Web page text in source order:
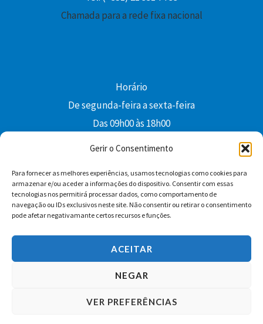
Gerir o Consentimento
Para fornecer as melhores experiências, usamos tecnologias como cookies para
armazenar e/ou aceder a informações do dispositivo. Consentir com essas
tecnologias nos permitirá processar dados, como comportamento de
navegação ou IDs exclusivos neste site. Não consentir ou retirar o consentimento
pode afetar negativamante certos recursos e funções.
ACEITAR
NEGAR
VER PREFERÊNCIAS
Chamada para a rede fixa nacional
Horário
De segunda-feira a sexta-feira
Das 09h00 às 18h00
Facebook YouTube Instagram
Whatsapp
Condições Gerais de Venda
Copyright © 2026 Edições Colibri